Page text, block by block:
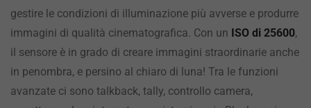
gestire le condizioni di illuminazione più avverse e produrre
immagini di qualità cinematografica. Con un ISO di 25600,
il sensore è in grado di creare immagini straordinarie anche
in penombra, e persino al chiaro di luna! Tra le funzioni
avanzate ci sono talkback, tally, controllo camera,